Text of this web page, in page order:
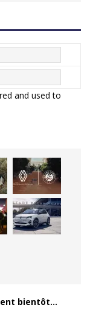
and used to
bientôt…